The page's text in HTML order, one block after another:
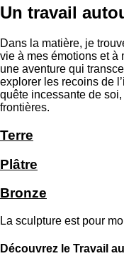
Un travail
Dans la matière, je
vie à mes émotions et à
une aventure qui
explorer les recoins de
quête incessante de
frontières.
Terre
Plâtre
Bronze
La sculpture est pour
Découvrez le Travail